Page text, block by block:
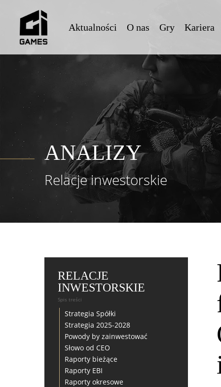
content
Aktualności O nas Gry Kariera
ANALIZY
Relacje inwestorskie
RELACJE
INWESTORSKIE
Spis treści
Strategia Spółki
Strategia 2025-2028
Powody by zainwestować
Słowo od CEO
Raporty bieżące
Raporty EBI
Raporty okresowe